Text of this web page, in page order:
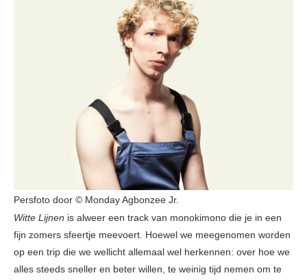
Persfoto door © Monday Agbonzee Jr.
Witte Lijnen is alweer een track van monokimono die je in een
fijn zomers sfeertje meevoert. Hoewel we meegenomen worden
op een trip die we wellicht allemaal wel herkennen: over hoe we
alles steeds sneller en beter willen, te weinig tijd nemen om te